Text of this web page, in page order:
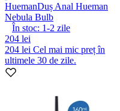
HuemanDuș Anal Hueman
Nebula Bulb
În stoc: 1-2 zile
204 lei
204 lei Cel mai mic preț în
ultimele 30 de zile.